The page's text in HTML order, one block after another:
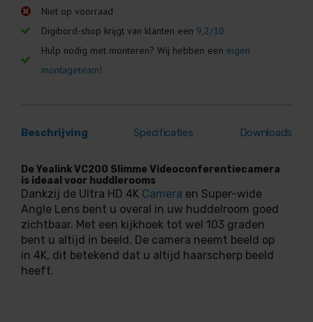
Niet op voorraad
Digibord-shop krijgt van klanten een 9,2/10
Hulp nodig met monteren? Wij hebben een eigen
montageteam!
Beschrijving Specificaties Downloads
De Yealink VC200 Slimme Videoconferentiecamera
is ideaal voor huddlerooms
Dankzij de Ultra HD 4K Camera en Super-wide
Angle Lens bent u overal in uw huddelroom goed
zichtbaar. Met een kijkhoek tot wel 103 graden
bent u altijd in beeld. De camera neemt beeld op
in 4K, dit betekend dat u altijd haarscherp beeld
heeft.